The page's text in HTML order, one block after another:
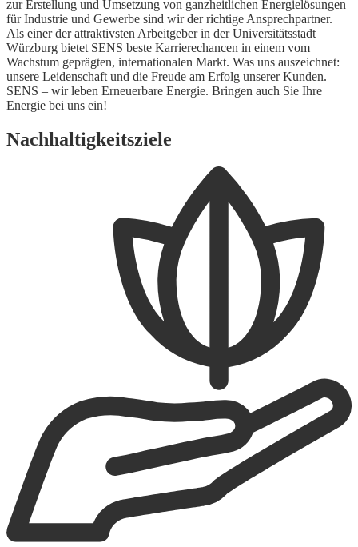
zur Erstellung und Umsetzung von ganzheitlichen Energielösungen
für Industrie und Gewerbe sind wir der richtige Ansprechpartner.
Als einer der attraktivsten Arbeitgeber in der Universitätsstadt
Würzburg bietet SENS beste Karrierechancen in einem vom
Wachstum geprägten, internationalen Markt. Was uns auszeichnet:
unsere Leidenschaft und die Freude am Erfolg unserer Kunden.
SENS – wir leben Erneuerbare Energie. Bringen auch Sie Ihre
Energie bei uns ein!
Nachhaltigkeitsziele